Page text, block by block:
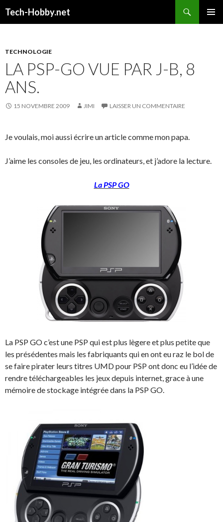
Tech-Hobby.net
TECHNOLOGIE
LA PSP-GO VUE PAR J-B, 8
ANS.
15 NOVEMBRE 2009 JIMI LAISSER UN COMMENTAIRE
Je voulais, moi aussi écrire un article comme mon papa.
J’aime les consoles de jeu, les ordinateurs, et j’adore la lecture.
La PSP GO
La PSP GO c’est une PSP qui est plus lègere et plus petite que
les présédentes mais les fabriquants qui en ont eu raz le bol de
se faire pirater leurs titres UMD pour PSP ont donc eu l’idée de
rendre téléchargeables les jeux depuis internet, grace à une
mémoire de stockage intégrée dans la PSP GO.